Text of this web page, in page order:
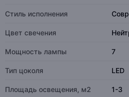
Стиль исполнения
Цвет свечения
Мощность лампы 7
Тип цоколя LED
Площадь освещения, м2 1-3